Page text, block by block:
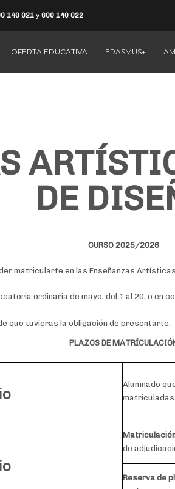
140 021 y 600 140 022
OFERTA EDUCATIVA ERASMUS+
DE
CURSO 2025/2026
matricularte en las Enseñanzas
ordinaria de mayo, del 1 al 20, o
que tuvieras la obligación de presentarte.
PLAZOS DE
Alumnado
matriculadas.
de
Reserva de